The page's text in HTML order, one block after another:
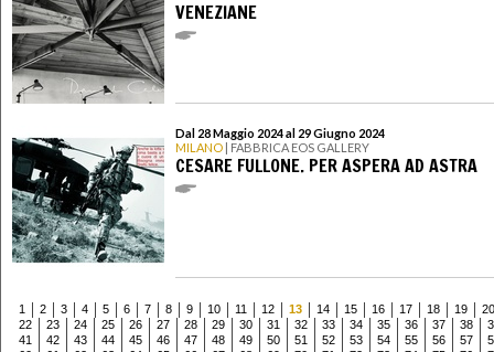
VENEZIANE
Dal 28 Maggio 2024 al 29 Giugno 2024
MILANO | FABBRICA EOS GALLERY
CESARE FULLONE. PER ASPERA AD ASTRA
1 2 3 4 5 6 7 8 9 10 11 12 13 14 15 16 17 18 19
20
22
23 24 25 26 27 28 29 30 31 32 33 34 35 36 37 38
41
42 43 44 45 46 47 48 49 50 51 52 53 54 55 56 57